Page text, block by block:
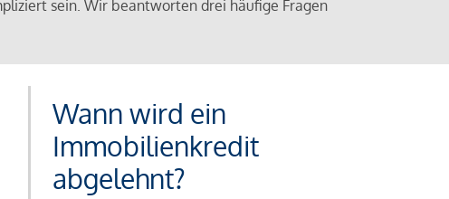
sein. Wir beantworten drei häufige Fragen
Wann wird ein
Immobilienkredit
abgelehnt?